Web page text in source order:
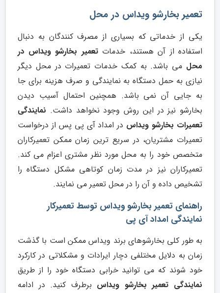
تعمیر بخارشو ویداس در محل
یکی از خدماتی که بسیاری از مصرف کنندگان به دنبال
استفاده از آن هستند، خدماتتعمیر بخارشو ویداس در
محل می باشد. به کمک خدمات تعمیرات در محل دیگر
نیازی به حمل دستگاه به نمایندگی و صرف هزینه برای جا
به جایی آن نمی باشد. همچنین احتمال آسیب دیدن
بخارشو نیز در این روش وجود نخواهد داشت. نمایندگی
تعمیرات بخارشو ویداس در امداد آی پی پس از درخواست
تعمیرات مشتریان، در سریع ترین زمان ممکن تعمیرکاران
متخصص خود را به محل مورد نظر مشتری اعزام می کند.
تعمیرکاران نیز در مدت زمان کوتاهی مشکل دستگاه را
تشخیص داده و آن را در محل تعمیر می نمایند.
راهنمای تعمیر بخارشو ویداس توسط تعمیرکار
نمایندگی امداد آی پی
به طور کلی بخارشوهای برند ویداس ممکن است با گذشت
زمان به دلایل مختلفی دچار ایرادات و مشکلاتی در کارکرد
خود شوند که می توانید خرابی دستگاه خود را از طریق
نمایندگی تعمیر بخارشو ویداس برطرف کنید. در ادامه